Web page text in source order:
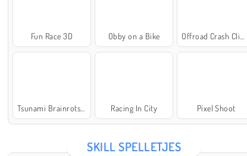
Fun Race 3D Obby on a Bike
Racing In City Pixel Shoot
SKILL SPELLETJES